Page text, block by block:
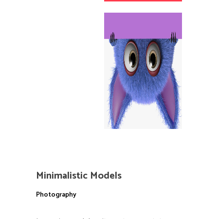
Minimalistic Models
Photography